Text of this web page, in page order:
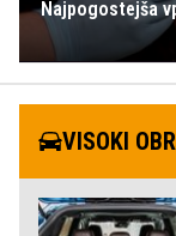
Najpogostejša
VISOKI